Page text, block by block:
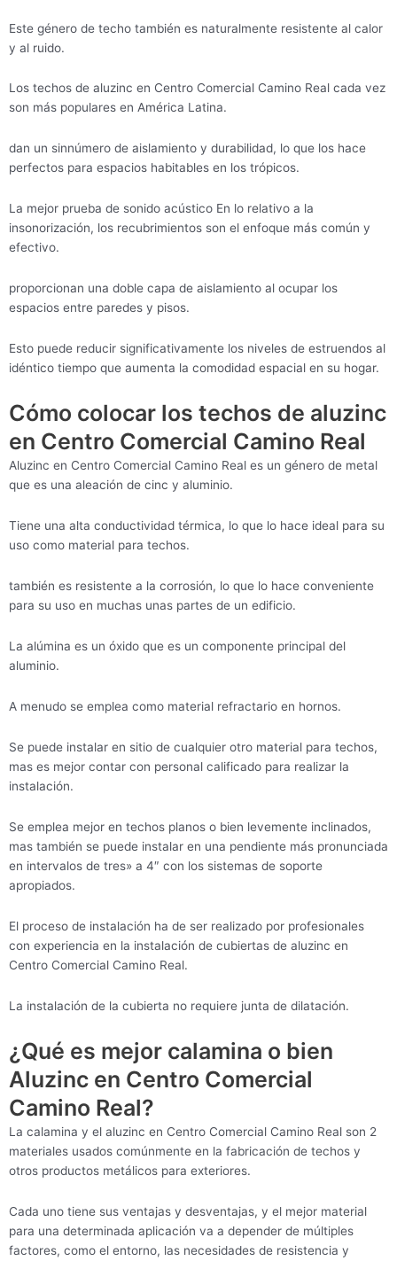
Este género de techo también es naturalmente resistente al calor
y al ruido.
Los techos de aluzinc en Centro Comercial Camino Real cada vez
son más populares en América Latina.
dan un sinnúmero de aislamiento y durabilidad, lo que los hace
perfectos para espacios habitables en los trópicos.
La mejor prueba de sonido acústico En lo relativo a la
insonorización, los recubrimientos son el enfoque más común y
efectivo.
proporcionan una doble capa de aislamiento al ocupar los
espacios entre paredes y pisos.
Esto puede reducir significativamente los niveles de estruendos al
idéntico tiempo que aumenta la comodidad espacial en su hogar.
Cómo colocar los techos de aluzinc
en Centro Comercial Camino Real
Aluzinc en Centro Comercial Camino Real es un género de metal
que es una aleación de cinc y aluminio.
Tiene una alta conductividad térmica, lo que lo hace ideal para su
uso como material para techos.
también es resistente a la corrosión, lo que lo hace conveniente
para su uso en muchas unas partes de un edificio.
La alúmina es un óxido que es un componente principal del
aluminio.
A menudo se emplea como material refractario en hornos.
Se puede instalar en sitio de cualquier otro material para techos,
mas es mejor contar con personal calificado para realizar la
instalación.
Se emplea mejor en techos planos o bien levemente inclinados,
mas también se puede instalar en una pendiente más pronunciada
en intervalos de tres» a 4″ con los sistemas de soporte
apropiados.
El proceso de instalación ha de ser realizado por profesionales
con experiencia en la instalación de cubiertas de aluzinc en
Centro Comercial Camino Real.
La instalación de la cubierta no requiere junta de dilatación.
¿Qué es mejor calamina o bien
Aluzinc en Centro Comercial
Camino Real?
La calamina y el aluzinc en Centro Comercial Camino Real son 2
materiales usados comúnmente en la fabricación de techos y
otros productos metálicos para exteriores.
Cada uno tiene sus ventajas y desventajas, y el mejor material
para una determinada aplicación va a depender de múltiples
factores, como el entorno, las necesidades de resistencia y